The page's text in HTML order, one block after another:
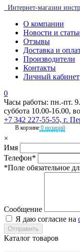
Интернет-магазин
О компании
Новости и
Отзывы
Доставка и
Производители
Контакты
Личный кабинет
0
Часы работы: пн.-пт.
суббота 10.00-16.00,
+7 342 227-55-55, г.
В корзине 0 позиций
×
Имя
Телефон*
*Поле обязательное
Сообщение
Я даю согласие на
Каталог товаров